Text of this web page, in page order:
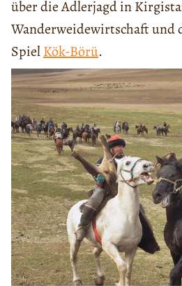
über die Adlerjagd in
Wanderweidewirtschaft und
SpielKök-Börü.